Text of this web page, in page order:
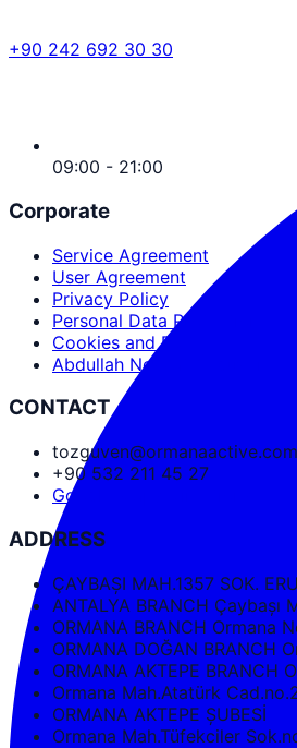
+90 242 692 30 30
09:00 - 21:00
Corporate
Service Agreement
User Agreement
Privacy Policy
Personal Data Protection
Cookies and PDPL
Abdullah Nevzat Özgüven
CONTACT
tozguven@ormanaactive.com
+90 532 211 45 27
Google Maps Directions
ADDRESS
ÇAYBAŞI MAH.1357 SOK.
ANTALYA BRANCH Çaybaşı
ORMANA BRANCH Ormana
ORMANA DOĞAN BRANCH
ORMANA AKTEPE BRANCH
Ormana Mah.Atatürk
ORMANA AKTEPE ŞUBESİ
Ormana Mah.Tüfekciler